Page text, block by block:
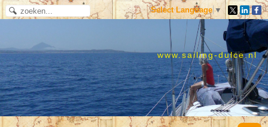
Select Language ▼
www.sailing-dulce.nl